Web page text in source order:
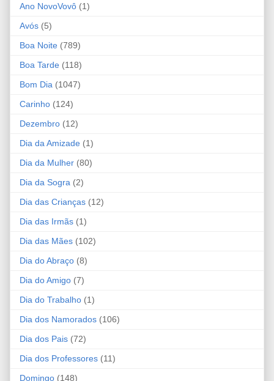
Ano NovoVovô (1)
Avós (5)
Boa Noite (789)
Boa Tarde (118)
Bom Dia (1047)
Carinho (124)
Dezembro (12)
Dia da Amizade (1)
Dia da Mulher (80)
Dia da Sogra (2)
Dia das Crianças (12)
Dia das Irmãs (1)
Dia das Mães (102)
Dia do Abraço (8)
Dia do Amigo (7)
Dia do Trabalho (1)
Dia dos Namorados (106)
Dia dos Pais (72)
Dia dos Professores (11)
Domingo (148)